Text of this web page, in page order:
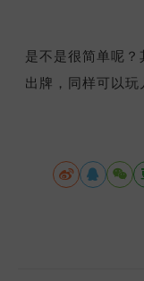
是不是很简单呢
出牌，同样可以玩
  